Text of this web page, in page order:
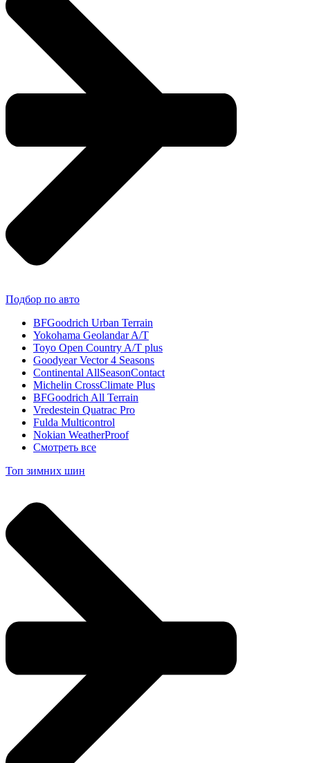
Подбор по авто
BFGoodrich Urban Terrain
Yokohama Geolandar A/T
Toyo Open Country A/T plus
Goodyear Vector 4 Seasons
Continental AllSeasonContact
Michelin CrossClimate Plus
BFGoodrich All Terrain
Vredestein Quatrac Pro
Fulda Multicontrol
Nokian WeatherProof
Смотреть все
Топ зимних шин